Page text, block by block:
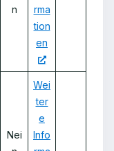
n
rma
tion
en
Nei
Wei
ter
e
Info